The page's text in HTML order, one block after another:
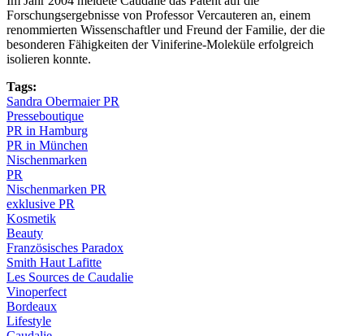
Forschungsergebnisse von Professor Vercauteren an, einem
renommierten Wissenschaftler und Freund der Familie, der die
besonderen Fähigkeiten der Viniferine-Moleküle erfolgreich
isolieren konnte.
Tags:
Sandra Obermaier PR
Presseboutique
PR in Hamburg
PR in München
Nischenmarken
PR
Nischenmarken PR
exklusive PR
Kosmetik
Beauty
Französisches Paradox
Smith Haut Lafitte
Les Sources de Caudalie
Vinoperfect
Bordeaux
Lifestyle